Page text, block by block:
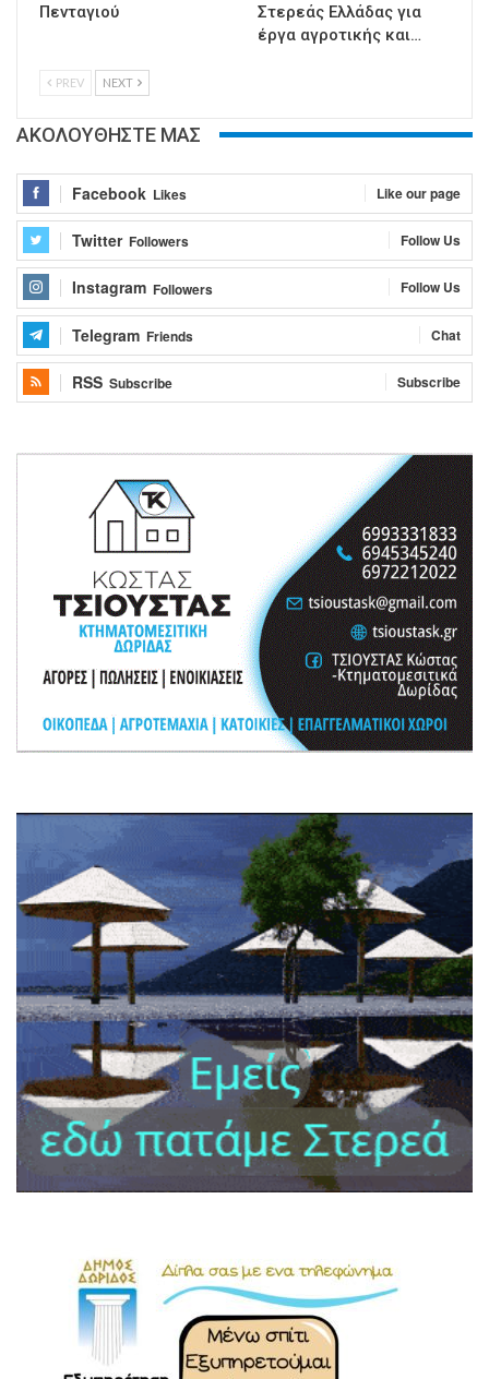
Πενταγιού
Στερεάς Ελλάδας για
έργα αγροτικής και…
PREV NEXT
ΑΚΟΛΟΥΘΗΣΤΕ ΜΑΣ
Facebook Likes Like our page
Twitter Followers Follow Us
Instagram Followers Follow Us
Telegram Friends Chat
RSS Subscribe Subscribe